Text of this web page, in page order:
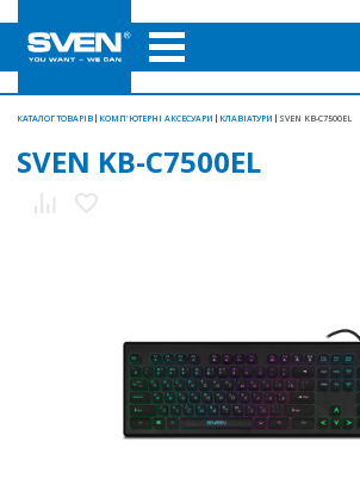
КАТАЛОГ ТОВАРІВ КОМП'ЮТЕРНІ АКСЕСУАРИ КЛАВІАТУРИ SVEN KB-C7500EL
SVEN KB-C7500EL